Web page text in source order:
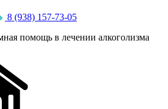
8 (938) 157-73-05
помощь в лечении алкоголизма